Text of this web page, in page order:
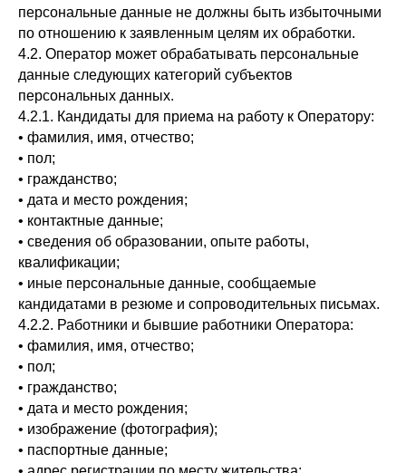
персональные данные не должны быть избыточными
по отношению к заявленным целям их обработки.
4.2. Оператор может обрабатывать персональные
данные следующих категорий субъектов
персональных данных.
4.2.1. Кандидаты для приема на работу к Оператору:
• фамилия, имя, отчество;
• пол;
• гражданство;
• дата и место рождения;
• контактные данные;
• сведения об образовании, опыте работы,
квалификации;
• иные персональные данные, сообщаемые
кандидатами в резюме и сопроводительных письмах.
4.2.2. Работники и бывшие работники Оператора:
• фамилия, имя, отчество;
• пол;
• гражданство;
• дата и место рождения;
• изображение (фотография);
• паспортные данные;